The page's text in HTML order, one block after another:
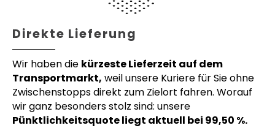
Direkte Lieferung
Wir haben die kürzeste Lieferzeit auf dem
Transportmarkt, weil unsere Kuriere für Sie ohne
Zwischenstopps direkt zum Zielort fahren. Worauf
wir ganz besonders stolz sind: unsere
Pünktlichkeitsquote liegt aktuell bei 99,50 %.